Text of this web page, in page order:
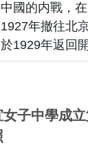
國的内戰，
年撤往北
1929年返回
道真修女，
女子中學成